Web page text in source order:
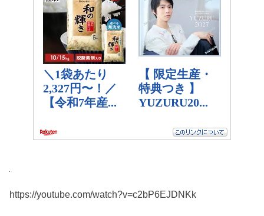
https://youtube.com/watch?v=c2bP6EJDNKk